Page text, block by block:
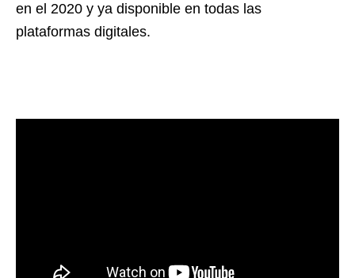
en el 2020 y ya disponible en todas las
plataformas digitales.